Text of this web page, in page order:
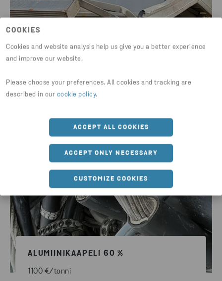
COOKIES
Cookies and website analysis help us give you a better experience
and improve our website.
Please choose your preferences. All cookies and tracking are
described in our cookie policy.
ACCEPT ALL COOKIES
ACCEPT ONLY NECESSARY
CUSTOMIZE COOKIES
1450 €/tonni
ALUMIINIKAAPELI 60 %
1100 €/tonni